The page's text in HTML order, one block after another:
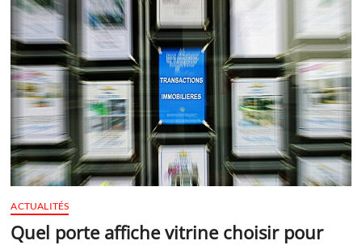
des
clients
facilement
ACTUALITÉS
Quel porte affiche vitrine choisir pour